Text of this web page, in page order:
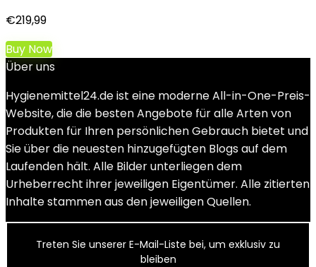
€219,99
Buy Now
Über uns
Hygienemittel24.de ist eine moderne All-in-One-Preis-
Website, die die besten Angebote für alle Arten von
Produkten für Ihren persönlichen Gebrauch bietet und
Sie über die neuesten hinzugefügten Blogs auf dem
Laufenden hält. Alle Bilder unterliegen dem
Urheberrecht ihrer jeweiligen Eigentümer. Alle zitierten
Inhalte stammen aus den jeweiligen Quellen.
Treten Sie unserer E-Mail-Liste bei, um exklusiv zu
bleiben